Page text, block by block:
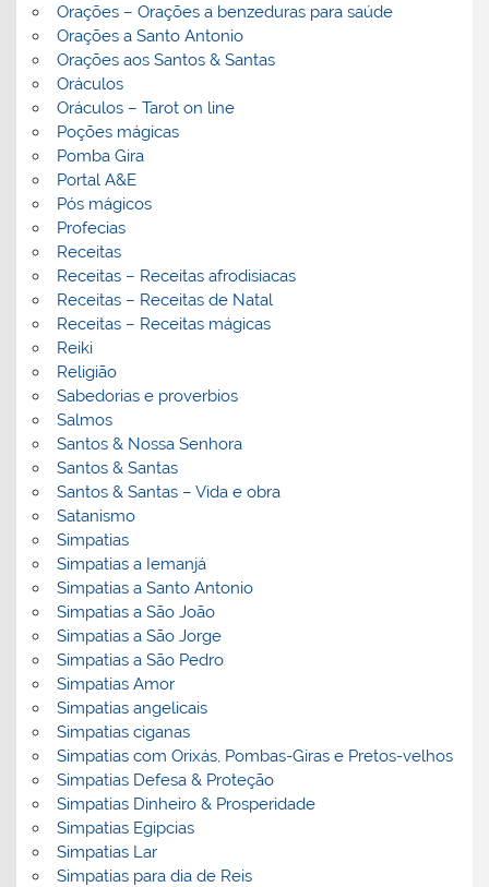
Orações – Orações a benzeduras para saúde
Orações a Santo Antonio
Orações aos Santos & Santas
Oráculos
Oráculos – Tarot on line
Poções mágicas
Pomba Gira
Portal A&E
Pós mágicos
Profecias
Receitas
Receitas – Receitas afrodisiacas
Receitas – Receitas de Natal
Receitas – Receitas mágicas
Reiki
Religião
Sabedorias e proverbios
Salmos
Santos & Nossa Senhora
Santos & Santas
Santos & Santas – Vida e obra
Satanismo
Simpatias
Simpatias a Iemanjá
Simpatias a Santo Antonio
Simpatias a São João
Simpatias a São Jorge
Simpatias a São Pedro
Simpatias Amor
Simpatias angelicais
Simpatias ciganas
Simpatias com Orixás, Pombas-Giras e Pretos-velhos
Simpatias Defesa & Proteção
Simpatias Dinheiro & Prosperidade
Simpatias Egipcias
Simpatias Lar
Simpatias para dia de Reis